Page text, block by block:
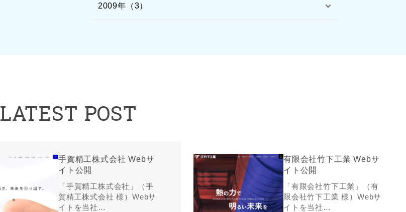
2009年（3）
LATEST POST
手賀精工株式会社 Webサ
イト公開
「手賀精工株式会社」（手
賀精工株式会社 様）Webサ
イトを当社…
有限会社竹下工業 Webサ
イト公開
「有限会社竹下工業」（有
限会社竹下工業 様）Webサ
イトを当社…